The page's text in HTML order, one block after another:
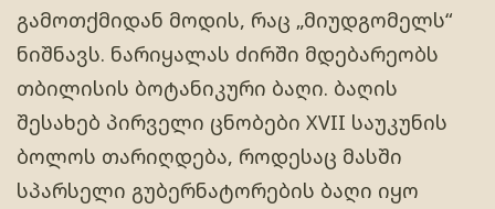
გამოთქმიდან მოდის, რაც „მიუდგომელს“
ნიშნავს. ნარიყალას ძირში მდებარეობს
თბილისის ბოტანიკური ბაღი. ბაღის
შესახებ პირველი ცნობები XVII საუკუნის
ბოლოს თარიღდება, როდესაც მასში
სპარსელი გუბერნატორების ბაღი იყო